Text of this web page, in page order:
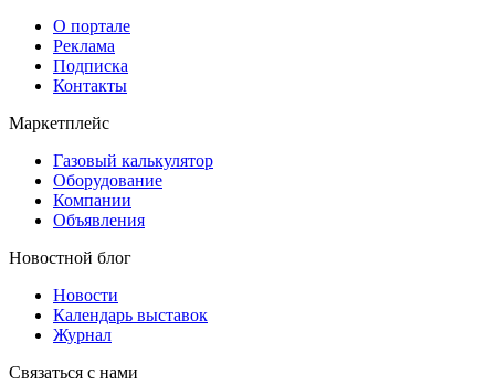
О портале
Реклама
Подписка
Контакты
Маркетплейс
Газовый калькулятор
Оборудование
Компании
Объявления
Новостной блог
Новости
Календарь выставок
Журнал
Связаться с нами